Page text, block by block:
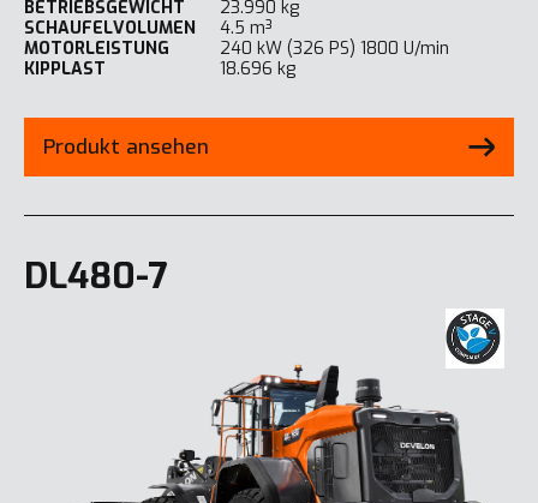
BETRIEBSGEWICHT
23.990 kg
SCHAUFELVOLUMEN
4.5 m³
MOTORLEISTUNG
240 kW (326 PS) 1800 U/min
KIPPLAST
18.696 kg
Produkt ansehen
DL480-7